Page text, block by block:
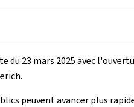
23 mars 2025 avec
peuvent avancer plus